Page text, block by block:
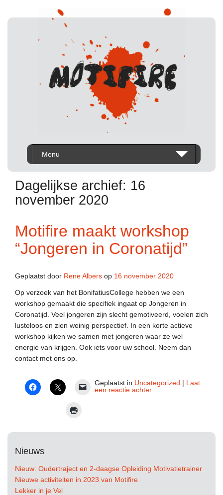
Menu
Dagelijkse archief: 16
november 2020
Motifire maakt workshop
“Jongeren in Coronatijd”
Geplaatst door Rene Albers op 16 november 2020
Op verzoek van het BonifatiusCollege hebben we een
workshop gemaakt die specifiek ingaat op Jongeren in
Coronatijd. Veel jongeren zijn slecht gemotiveerd, voelen zich
lusteloos en zien weinig perspectief. In een korte actieve
workshop kijken we samen met jongeren waar ze wel
energie van krijgen. Ook iets voor uw school. Neem dan
contact met ons op.
Geplaatst in Uncategorized | Laat
een reactie achter
Nieuws
Nieuw: Oudertraject en 2-daagse Opleiding Motivatietrainer
Nieuwe activiteiten in 2023 van Motifire
Lekker in je Vel